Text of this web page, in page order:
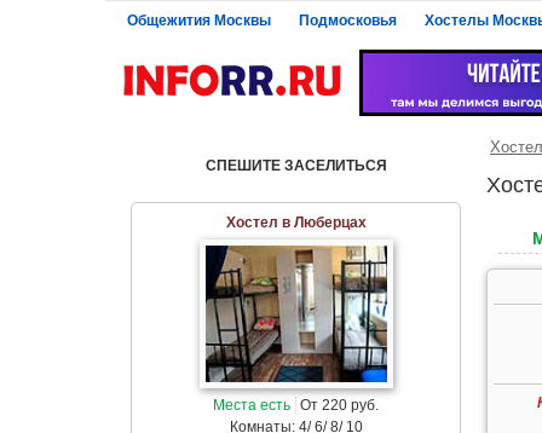
Общежития Москвы Подмосковья Хостелы
СПЕШИТЕ ЗАСЕЛИТЬСЯ
Хостел в Люберцах
Места есть От 220 руб.
Комнаты: 4/ 6/ 8/ 10